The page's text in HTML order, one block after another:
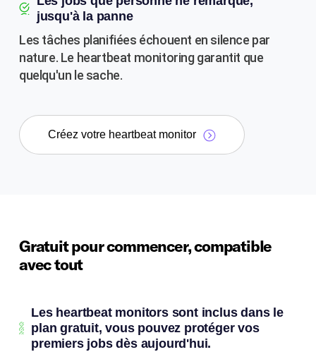
jusqu'à la panne
Les tâches planifiées échouent en silence par
nature. Le heartbeat monitoring garantit que
quelqu'un le sache.
Créez votre heartbeat monitor
Gratuit pour commencer, compatible
avec tout
Les heartbeat monitors sont inclus dans le
plan gratuit, vous pouvez protéger vos
premiers jobs dès aujourd'hui.